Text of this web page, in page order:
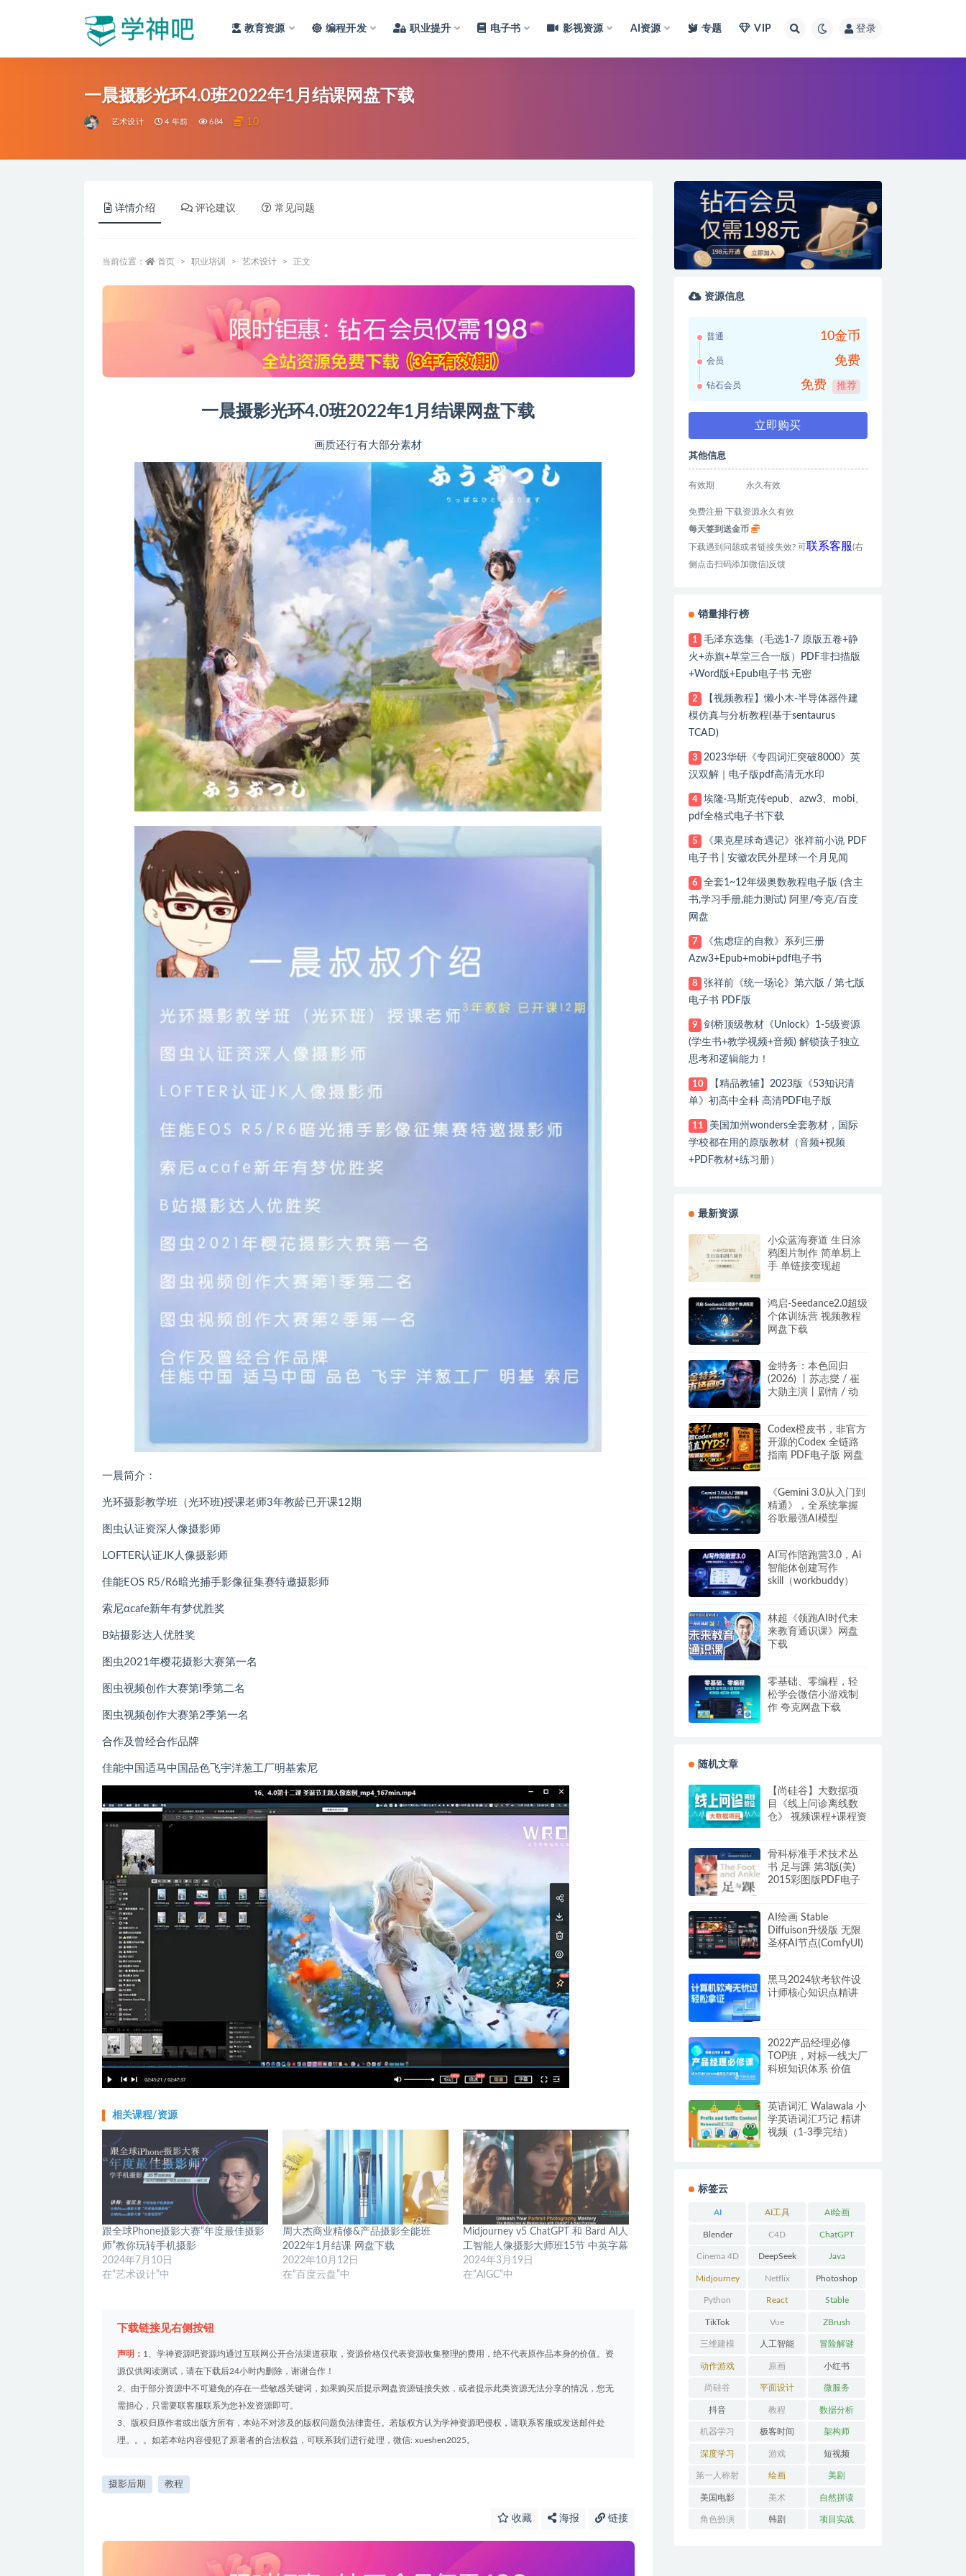
教育资源 编程开发 职业提升 电子书 影视资源 AI资源 专题 VIP 登录
一晨摄影光环4.0班2022年1月结课网盘下载
艺术设计 4 年前 684 10
详情介绍 评论建议 常见问题
当前位置： 首页 职业培训 艺术设计 正文
一晨摄影光环4.0班2022年1月结课网盘下载
画质还行有大部分素材
一晨简介：
光环摄影教学班（光环班)授课老师3年教龄已开课12期
图虫认证资深人像摄影师
LOFTER认证JK人像摄影师
佳能EOS R5/R6暗光捕手影像征集赛特邀摄影师
索尼αcafe新年有梦优胜奖
B站摄影达人优胜奖
图虫2021年樱花摄影大赛第一名
图虫视频创作大赛第I季第二名
图虫视频创作大赛第2季第一名
合作及曾经合作品牌
佳能中国适马中国品色飞宇洋葱工厂明基索尼
相关课程/资源
跟全球Phone摄影大赛“年度最佳摄影
师”教你玩转手机摄影
2024年7月10日
在“艺术设计”中
周大杰商业精修&产品摄影全能班
2022年1月结课 网盘下载
2022年10月12日
在“百度云盘”中
Midjourney v5 ChatGPT 和 Bard AI人
工智能人像摄影大师班15节 中英字幕
2024年3月19日
在“AIGC”中
下载链接见右侧按钮
声明： 1、学神资源吧资源均通过互联网公开合法渠道获取，资源价格仅代表资源收集整理的费用，绝不代表原作品本身的价值。资
源仅供阅读测试，请在下载后24小时内删除，谢谢合作！
2、由于部分资源中不可避免的存在一些敏感关键词，如果购买后提示网盘资源链接失效，或者提示此类资源无法分享的情况，您无
需担心，只需要联客服联系为您补发资源即可。
3、版权归原作者或出版方所有，本站不对涉及的版权问题负法律责任。若版权方认为学神资源吧侵权，请联系客服或发送邮件处
理。。。如若本站内容侵犯了原著者的合法权益，可联系我们进行处理，微信: xueshen2025。
摄影后期 教程
收藏 海报 链接
资源信息
普通 10金币
会员 免费
钻石会员 免费 推荐
立即购买
其他信息
有效期 永久有效
免费注册 下载资源永久有效
每天签到送金币
下载遇到问题或者链接失效? 可联系客服(右
侧点击扫码添加微信)反馈
销量排行榜
1
毛泽东选集（毛选1-7 原版五卷+静
火+赤旗+草堂三合一版）PDF非扫描版
+Word版+Epub电子书 无密
2
【视频教程】懒小木-半导体器件建
模仿真与分析教程(基于sentaurus
TCAD)
3
2023华研《专四词汇突破8000》英
汉双解｜电子版pdf高清无水印
4
埃隆·马斯克传epub、azw3、mobi、
pdf全格式电子书下载
5
《果克星球奇遇记》张祥前小说 PDF
电子书 | 安徽农民外星球一个月见闻
6
全套1~12年级奥数教程电子版 (含主
书,学习手册,能力测试) 阿里/夸克/百度
网盘
7
《焦虑症的自救》系列三册
Azw3+Epub+mobi+pdf电子书
8
张祥前《统一场论》第六版 / 第七版
电子书 PDF版
9
剑桥顶级教材《Unlock》1-5级资源
(学生书+教学视频+音频) 解锁孩子独立
思考和逻辑能力！
10
【精品教辅】2023版《53知识清
单》初高中全科 高清PDF电子版
11
美国加州wonders全套教材，国际
学校都在用的原版教材（音频+视频
+PDF教材+练习册）
最新资源
小众蓝海赛道 生日涂
鸦图片制作 简单易上
手 单链接变现超
鸿启-Seedance2.0超级
个体训练营 视频教程
网盘下载
金特务：本色回归
(2026) 丨苏志燮 / 崔
大勋主演丨剧情 / 动
Codex橙皮书，非官方
开源的Codex 全链路
指南 PDF电子版 网盘
《Gemini 3.0从入门到
精通》，全系统掌握
谷歌最强AI模型
AI写作陪跑营3.0，Ai
智能体创建写作
skill（workbuddy）
林超《领跑AI时代未
来教育通识课》网盘
下载
零基础、零编程，轻
松学会微信小游戏制
作 夸克网盘下载
随机文章
【尚硅谷】大数据项
目《线上问诊离线数
仓》 视频课程+课程资
骨科标准手术技术丛
书 足与踝 第3版(美)
2015彩图版PDF电子
AI绘画 Stable
Diffuison升级版 无限
圣杯AI节点(ComfyUI)
黑马2024软考软件设
计师核心知识点精讲
2022产品经理必修
TOP班，对标一线大厂
科班知识体系 价值
英语词汇 Walawala 小
学英语词汇巧记 精讲
视频（1-3季完结）
标签云
AI AI工具 AI绘画
Blender C4D ChatGPT
Cinema 4D DeepSeek Java
Midjourney Netflix Photoshop
Python React Stable
Diffusion
TikTok Vue ZBrush
三维建模 人工智能 冒险解谜
AVG
动作游戏
ACT
原画 小红书
尚硅谷 平面设计 微服务
抖音 教程 数据分析
机器学习 极客时间 架构师
深度学习 游戏 短视频
第一人称射
击FPS
绘画 美剧
美国电影 美术 自然拼读
角色扮演 韩剧 项目实战